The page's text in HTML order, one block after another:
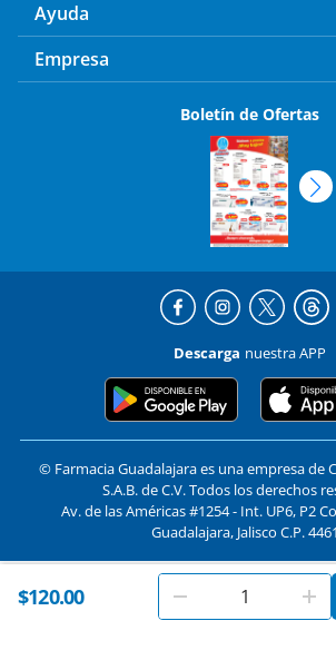
$120.00
Ayuda
Empresa
Boletín de Ofertas
Descarga nuestra APP
© Farmacia Guadalajara es una empresa de
S.A.B. de C.V. Todos los derechos
Av. de las Américas #1254 - Int. UP6, P2
Guadalajara, Jalisco C.P.
Formas de pago y compra
EnFarmacias Guadalajara
utilizamos cookies. Al utilizar
este sitio, aceptas nuestros
términos y condiciones